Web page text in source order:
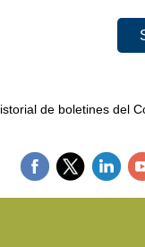
de boletines del